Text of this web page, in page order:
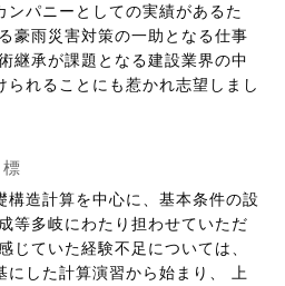
ンパニーとしての実績があるた
豪雨災害対策の一助となる仕事
継承が課題となる建設業界の中
られることにも惹かれ志望しまし
構造計算を中心に、基本条件の設
等多岐にわたり担わせていただ
じていた経験不足については、
にした計算演習から始まり、 上